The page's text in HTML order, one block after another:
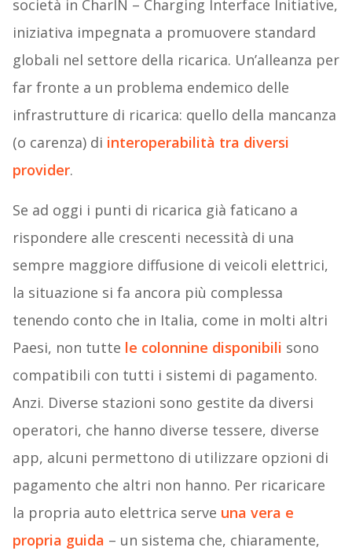
società in CharIN – Charging Interface Initiative,
iniziativa impegnata a promuovere standard
globali nel settore della ricarica. Un’alleanza per
far fronte a un problema endemico delle
infrastrutture di ricarica: quello della mancanza
(o carenza) di interoperabilità tra diversi
provider.
Se ad oggi i punti di ricarica già faticano a
rispondere alle crescenti necessità di una
sempre maggiore diffusione di veicoli elettrici,
la situazione si fa ancora più complessa
tenendo conto che in Italia, come in molti altri
Paesi, non tutte le colonnine disponibili sono
compatibili con tutti i sistemi di pagamento.
Anzi. Diverse stazioni sono gestite da diversi
operatori, che hanno diverse tessere, diverse
app, alcuni permettono di utilizzare opzioni di
pagamento che altri non hanno. Per ricaricare
la propria auto elettrica serve una vera e
propria guida – un sistema che, chiaramente,